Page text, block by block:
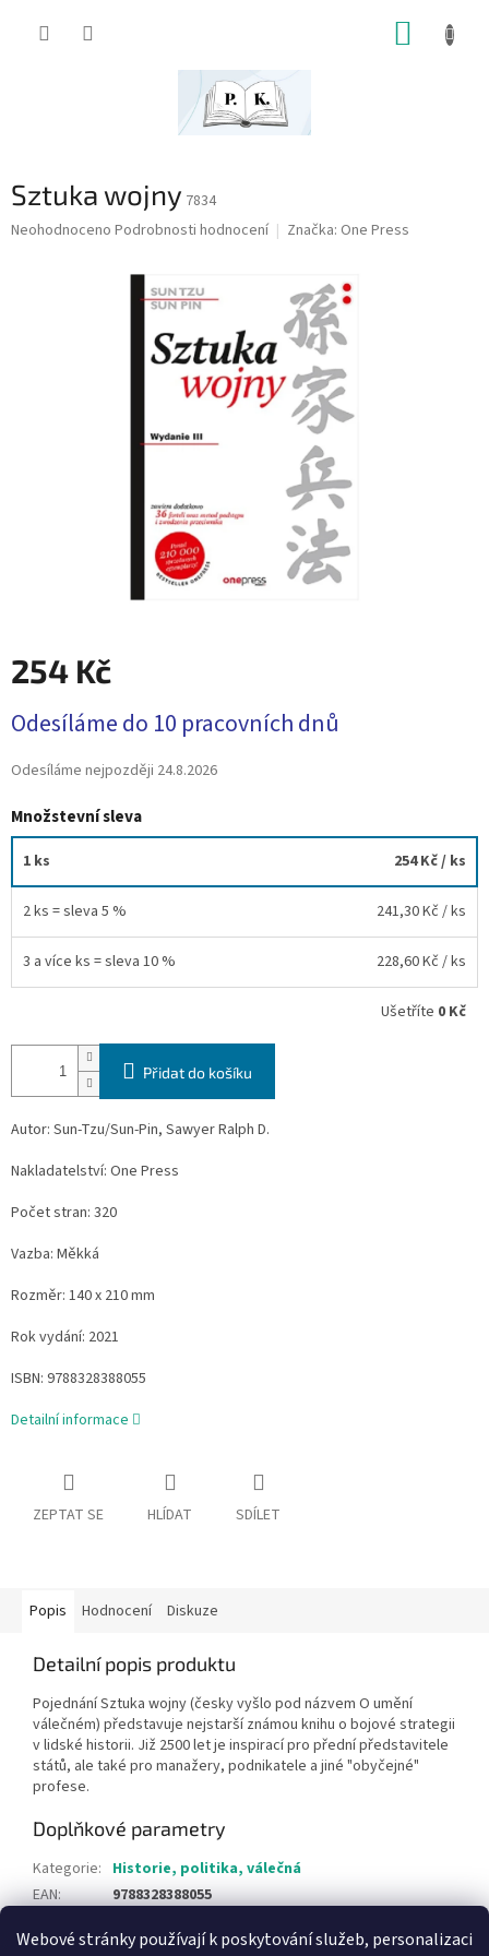
Webové stránky používají k poskytování služeb, personalizaci
Sztuka wojny 7834
Průměrné
Neohodnoceno Podrobnosti hodnocení Značka: One Press
254 Kč
cena:
Odesíláme do 10 pracovních dnů
Odesíláme nejpozději 24.8.2026
Množstevní sleva
1 ks 254 Kč/ ks
2 ks = sleva 5 % 241,30 Kč / ks
3 a více ks = sleva 10 % 228,60 Kč / ks
Ušetříte 0 Kč
Přidat do košíku
Autor: Sun-Tzu/Sun-Pin, Sawyer Ralph D.
Nakladatelství: One Press
Počet stran: 320
Vazba: Měkká
Rozměr: 140 x 210 mm
Rok vydání: 2021
ISBN: 9788328388055
Detailní informace
ZEPTAT SE HLÍDAT SDÍLET
Popis Hodnocení Diskuze
Detailní popis produktu
Pojednání Sztuka wojny (česky vyšlo pod názvem O umění
válečném) představuje nejstarší známou knihu o bojové strategii
v lidské historii. Již 2500 let je inspirací pro přední představitele
států, ale také pro manažery, podnikatele a jiné "obyčejné"
profese.
Doplňkové parametry
Kategorie: Historie, politika, válečná
EAN: 9788328388055